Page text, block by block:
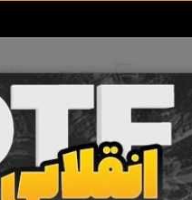
تعرفه آگهی ها